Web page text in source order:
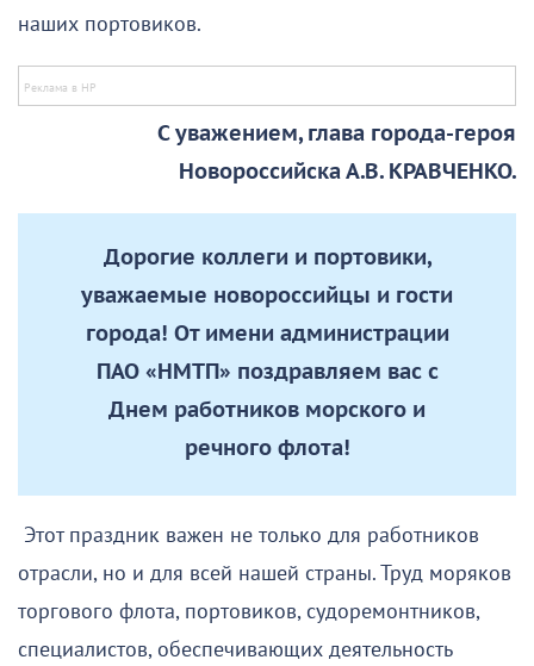
наших портовиков.
С уважением, глава города-героя
Новороссийска А.В. КРАВЧЕНКО.
Дорогие коллеги и портовики,
уважаемые новороссийцы и гости
города! От имени администрации
ПАО «НМТП» поздравляем вас с
Днем работников морского и
речного флота!
Этот праздник важен не только для работников
отрасли, но и для всей нашей страны. Труд моряков
торгового флота, портовиков, судоремонтников,
специалистов, обеспечивающих деятельность